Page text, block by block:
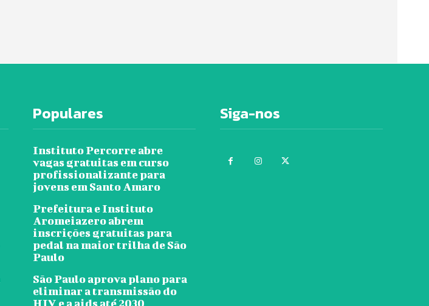
Populares
Instituto Percorre abre
vagas gratuitas em curso
profissionalizante para
jovens em Santo Amaro
Prefeitura e Instituto
Aromeiazero abrem
inscrições gratuitas para
pedal na maior trilha de São
Paulo
São Paulo aprova plano para
eliminar a transmissão do
HIV e a aids até 2030
Siga-nos